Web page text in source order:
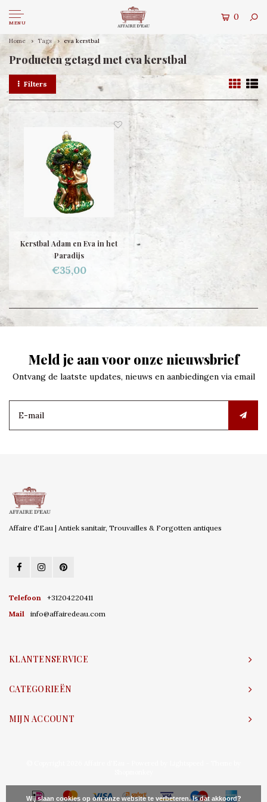
MENU
0
Home Tags eva kerstbal
Producten getagd met eva kerstbal
Filters
Kerstbal Adam en Eva in het
Paradijs
€35,00
Meld je aan voor onze nieuwsbrief
Ontvang de laatste updates, nieuws en aanbiedingen via email
Affaire d'Eau | Antiek sanitair, Trouvailles & Forgotten antiques
Telefoon
+31204220411
Mail
info@affairedeau.com
KLANTENSERVICE
CATEGORIEËN
MIJN ACCOUNT
Wij slaan cookies op om onze website te verbeteren. Is dat akkoord?